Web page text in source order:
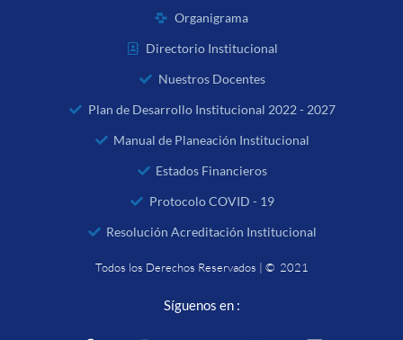
Organigrama
Directorio Institucional
Nuestros Docentes
Plan de Desarrollo Institucional 2022 - 2027
Manual de Planeación Institucional
Estados Financieros
Protocolo COVID - 19
Resolución Acreditación Institucional
Todos los Derechos Reservados | © 2021
Síguenos en :